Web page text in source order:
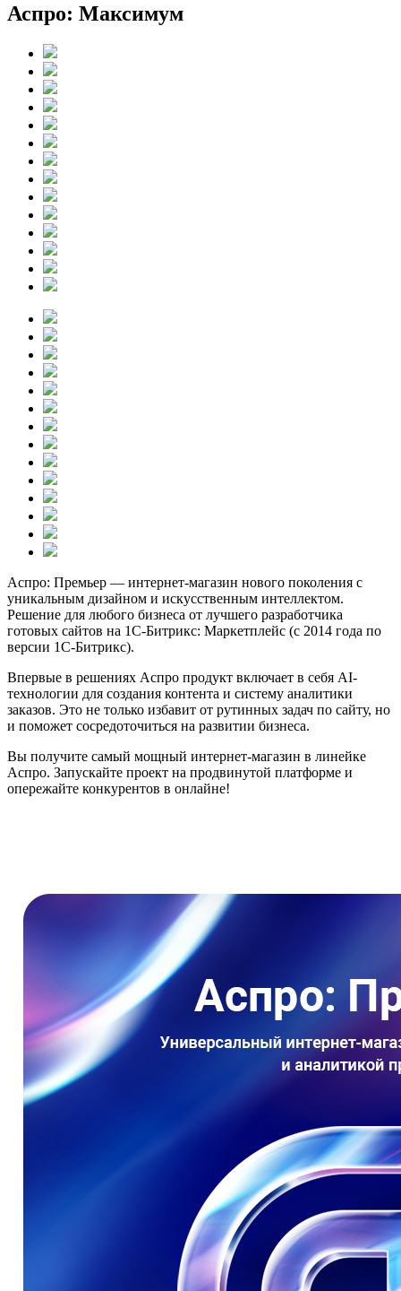
Аспро: Максимум
Аспро: Премьер — интернет-магазин нового поколения с
уникальным дизайном и искусственным интеллектом.
Решение для любого бизнеса от лучшего разработчика
готовых сайтов на 1С-Битрикс: Маркетплейс (с 2014 года по
версии 1С-Битрикс).
Впервые в решениях Аспро продукт включает в себя AI-
технологии для создания контента и систему аналитики
заказов. Это не только избавит от рутинных задач по сайту, но
и поможет сосредоточиться на развитии бизнеса.
Вы получите самый мощный интернет-магазин в линейке
Аспро. Запускайте проект на продвинутой платформе и
опережайте конкурентов в онлайне!